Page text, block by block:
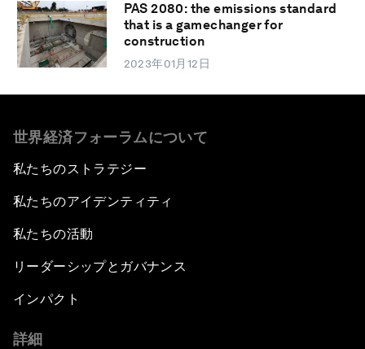
PAS 2080: the emissions standard
that is a gamechanger for
construction
2023年01月12日
世界経済フォーラムについて
私たちのストラテジー
私たちのアイデンティティ
私たちの活動
リーダーシップとガバナンス
インパクト
詳細